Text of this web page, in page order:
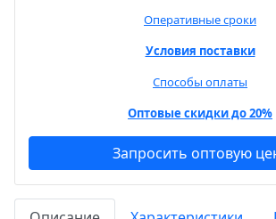
Оперативные сроки
Условия поставки
Способы оплаты
Оптовые скидки до 20%
Запросить оптовую